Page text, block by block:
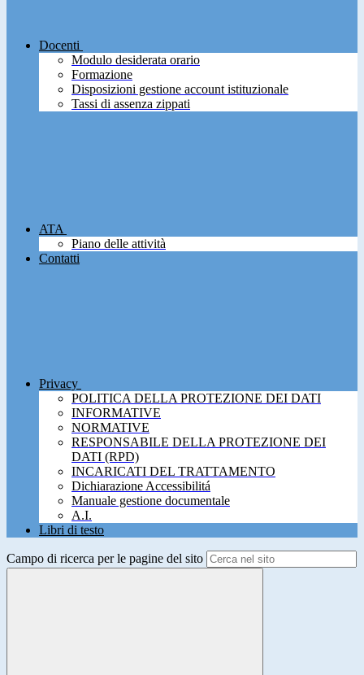
Docenti
Modulo desiderata orario
Formazione
Disposizioni gestione account istituzionale
Tassi di assenza zippati
ATA
Piano delle attività
Contatti
Privacy
POLITICA DELLA PROTEZIONE DEI DATI
INFORMATIVE
NORMATIVE
RESPONSABILE DELLA PROTEZIONE DEI
DATI (RPD)
INCARICATI DEL TRATTAMENTO
Dichiarazione Accessibilitá
Manuale gestione documentale
A.I.
Libri di testo
Campo di ricerca per le pagine del sito